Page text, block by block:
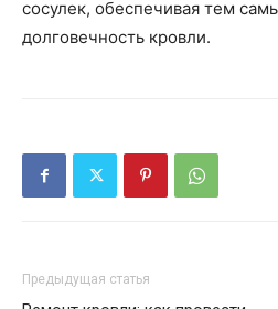
сосулек, обеспечивая тем
долговечность кровли.
Предыдущая статья